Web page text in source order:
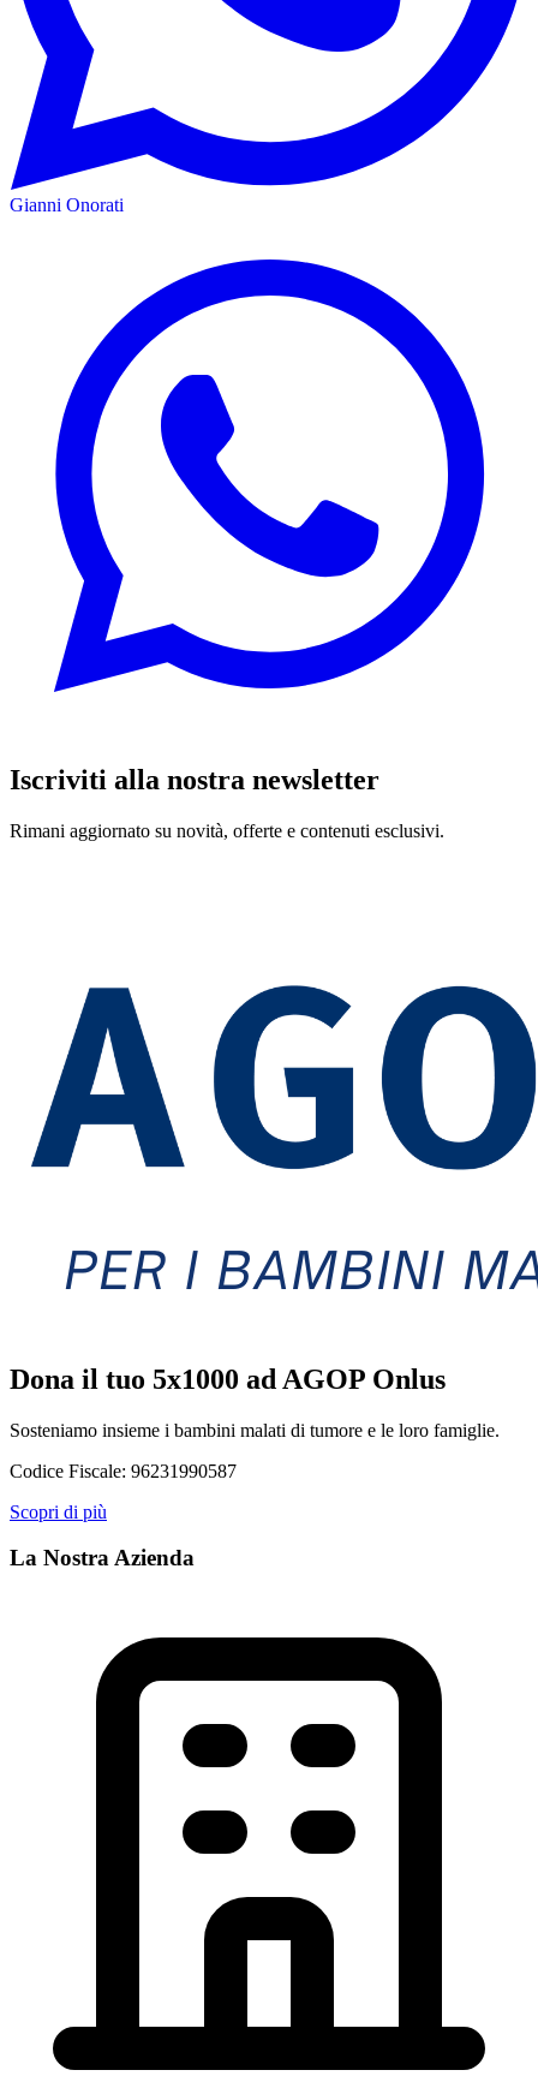
Gianni Onorati
Iscriviti alla nostra newsletter
Rimani aggiornato su novità, offerte e contenuti esclusivi.
Dona il tuo 5x1000 ad AGOP Onlus
Sosteniamo insieme i bambini malati di tumore e le loro famiglie.
Codice Fiscale: 96231990587
Scopri di più
La Nostra Azienda